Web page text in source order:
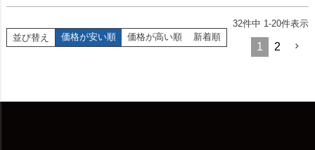
並び替え 価格が安い順 価格が高い順 新着順
32件中 1-20件表示
1 2